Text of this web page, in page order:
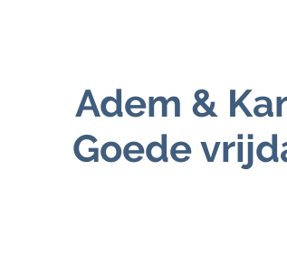
Adem &
Goede